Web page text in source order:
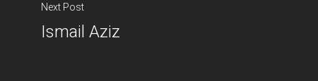
Next Post
Ismail Aziz